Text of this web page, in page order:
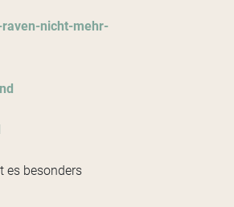
nicht-mehr-
es besonders